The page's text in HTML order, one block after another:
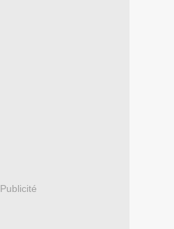
Publicité